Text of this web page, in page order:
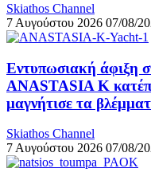
Skiathos Channel
7 Αυγούστου 2026 07/08/
Εντυπωσιακή άφιξη
ANASTASIA K
μαγνήτισε τα
Skiathos Channel
7 Αυγούστου 2026 07/08/